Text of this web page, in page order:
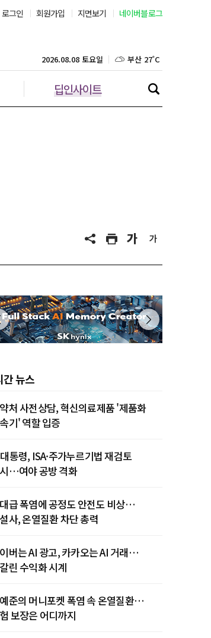
로그인 회원가입 지면보기 네이버블로그
딥인사이트
2026.08.08 토요일 부산 27˚C
대구 26˚C
강릉 21˚C
제주 29˚C
간 뉴스
처 사전상담, 혁신의료제품 '제품화
기' 역할 입증
통령, ISA·주가누르기법 재검토
…여야 공방 격화
급 폭염에 공정도 안전도 비상…
사, 온열질환 차단 총력
버는 AI 광고, 카카오는 AI 거래…
린 수익화 시계
준의 머니포켓 폭염 속 온열질환…
보장은 어디까지